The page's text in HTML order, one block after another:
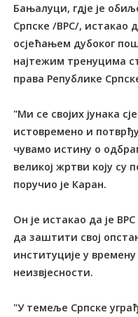
Бањалуци, гдје је
Српске /ВРС/, истакао
осјећањем дубоког
најтежим тренуцима
права Републике
"Ми се својих јунака
истовремено и
чувамо истину о
великој жртви коју
поручио је Каран.
Он је истакао да је
да заштити свој
институције у
неизвјесности.
"У темеље Српске